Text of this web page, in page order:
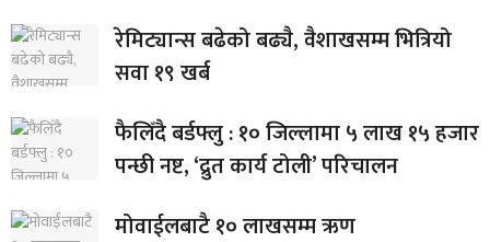
रेमिट्यान्स बढेको बढ्यै, वैशाखसम्म भित्रियो
सवा १९ खर्ब
फैलिँदै बर्डफ्लु : १० जिल्लामा ५ लाख १५ हजार
पन्छी नष्ट, ‘द्रुत कार्य टोली’ परिचालन
मोवाईलबाटै १० लाखसम्म ऋण